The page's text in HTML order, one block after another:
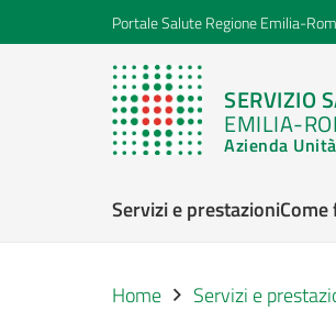
Portale Salute Regione Emilia-
SERVIZIO
EMILIA-
Azienda
Servizi e prestazioni
Home Servizi e